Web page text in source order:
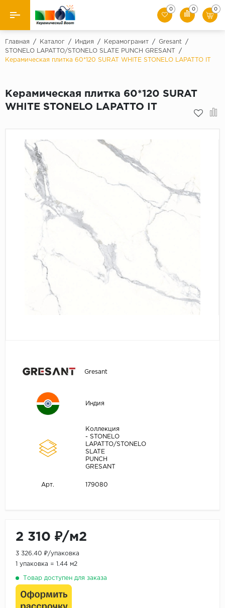
Назад
Производители
Керамогранит
Искусственный камень
Клинкер
0 0 0
Главная / Каталог / Индия / Керамогранит / Gresant
/
STONELO LAPATTO/STONELO SLATE PUNCH GRESANT
/
Керамическая плитка 60*120 SURAT WHITE STONELO LAPATTO IT
Керамическая плитка 60*120 SURAT
WHITE STONELO LAPATTO IT
Gresant
Индия
Коллекция
- STONELO
LAPATTO/STONELO
SLATE
PUNCH
GRESANT
Арт. 179080
2 310 ₽/м2
3 326.40 ₽/упаковка
1 упаковка = 1.44 м2
Товар доступен для заказа